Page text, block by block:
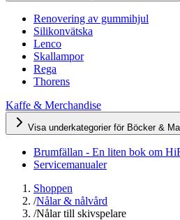
Renovering av gummihjul
Silikonvätska
Lenco
Skallampor
Rega
Thorens
Kaffe & Merchandise
Visa underkategorier för Böcker &
Brumfällan - En liten bok om
Servicemanualer
Shoppen
/Nålar & nålvård
/Nålar till skivspelare